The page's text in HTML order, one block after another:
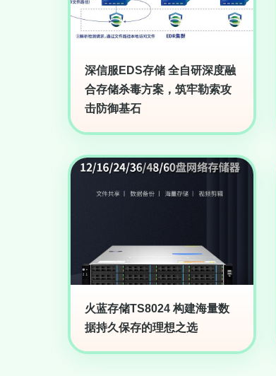
深信服EDS存储 全自研深度融
合存储杀毒方案，筑牢勒索攻
击防御基石
火蓝存储TS8024 构建海量数
据持久保存的理想之选